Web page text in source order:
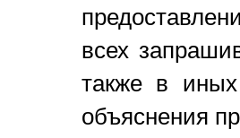
всех
также в
объяснения